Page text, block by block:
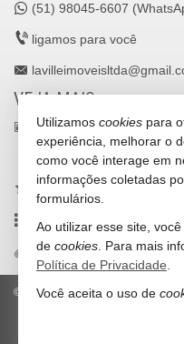
(51) 98045-6607
ligamos para você
VEJA MAIS
receba nosso newsletter
cadastre seu imóvel
imóveis favoritos
mapa de imóveis
trabalhe conosco
© 2026 CRECI/RS 25036-J
Utilizamos cookies para
experiência, melhorar o
como você interage em
informações coletadas
formulários.
Ao utilizar esse site,
de cookies . Para mais
Política de Privacidade
Você aceita o uso de